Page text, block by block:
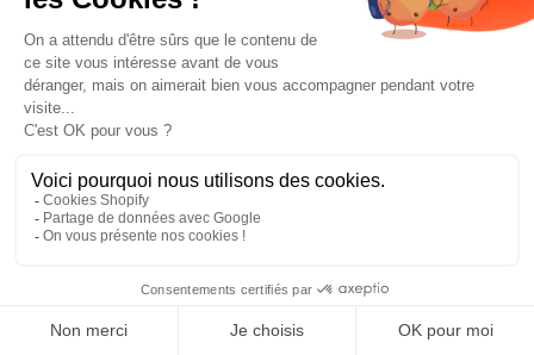
COUTEAUX
Ajouter au panier
€524,30